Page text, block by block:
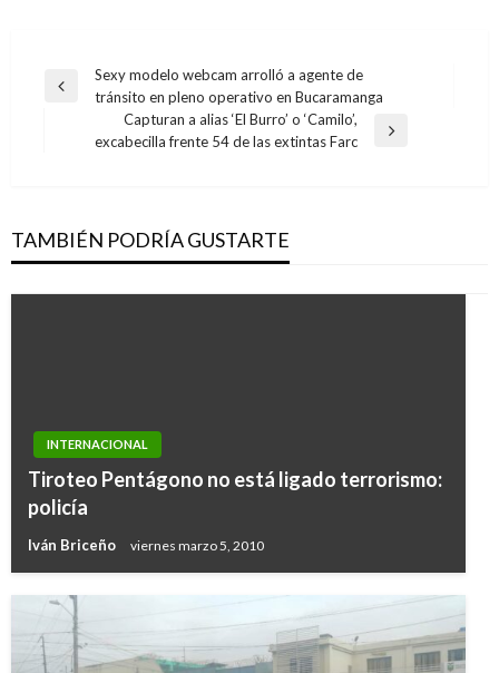
Navegación
entradas
Entrada
Sexy modelo webcam arrolló a agente de
tránsito en pleno operativo en Bucaramanga
Entrada
Capturan a alias ‘El Burro’ o ‘Camilo’,
excabecilla frente 54 de las extintas Farc
TAMBIÉN PODRÍA GUSTARTE
INTERNACIONAL
Tiroteo Pentágono no está ligado terrorismo:
policía
Iván Briceño viernes marzo 5, 2010